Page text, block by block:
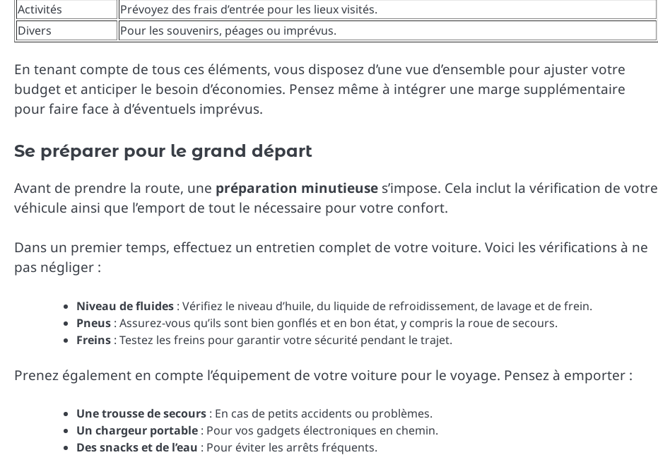
Activités
Prévoyez des frais d’entrée pour les lieux visités.
Divers
Pour les souvenirs, péages ou imprévus.
En tenant compte de tous ces éléments, vous disposez d’une vue d’ensemble pour ajuster votre
budget et anticiper le besoin d’économies. Pensez même à intégrer une marge supplémentaire
pour faire face à d’éventuels imprévus.
Se préparer pour le grand départ
Avant de prendre la route, une préparation minutieuse s’impose. Cela inclut la vérification de votre
véhicule ainsi que l’emport de tout le nécessaire pour votre confort.
Dans un premier temps, effectuez un entretien complet de votre voiture. Voici les vérifications à ne
pas négliger :
Niveau de fluides : Vérifiez le niveau d’huile, du liquide de refroidissement, de lavage et de frein.
Pneus : Assurez-vous qu’ils sont bien gonflés et en bon état, y compris la roue de secours.
Freins : Testez les freins pour garantir votre sécurité pendant le trajet.
Prenez également en compte l’équipement de votre voiture pour le voyage. Pensez à emporter :
Une trousse de secours : En cas de petits accidents ou problèmes.
Un chargeur portable : Pour vos gadgets électroniques en chemin.
Des snacks et de l’eau : Pour éviter les arrêts fréquents.